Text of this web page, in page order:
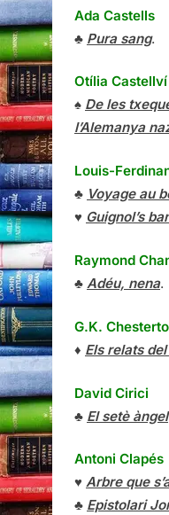
Ada Castells
♣ Pura sang.
Otília Castellví
♠ De les
l’Alemanya
Louis-
♣ Voyage au
♥ Guignol’s
Raymond
♣ Adéu, nena.
G.K.
♦ Els relats
David Cirici
♣ El setè àngel
Antoni Clapés
♥ Arbre que
♣ Epistolari